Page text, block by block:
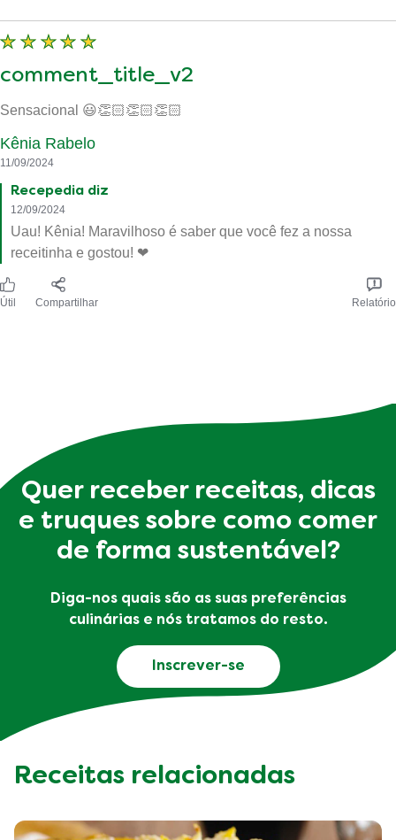
comment_title_v2
Sensacional 😃👏🏻👏🏻👏🏻
Kênia Rabelo
11/09/2024
Recepedia diz
12/09/2024
Uau! Kênia! Maravilhoso é saber que você fez a nossa
receitinha e gostou! ❤
Útil Compartilhar Relatório
Quer receber receitas, dicas
e truques sobre como comer
de forma sustentável?
Diga-nos quais são as suas preferências
culinárias e nós tratamos do resto.
Inscrever-se
Receitas relacionadas